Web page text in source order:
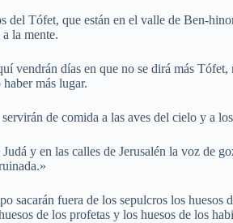
del Tófet, que están en el valle de Ben-
la mente.
vendrán días en que no se dirá más
más lugar.
de comida a las aves del cielo y a
Judá y en las calles de Jerusalén la voz de
sacarán fuera de los sepulcros los huesos
de los profetas y los huesos de los